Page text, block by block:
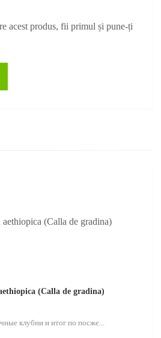
acest produs, fii primul și pune-ți
(Calla de gradina)
клубни и итог по посже...